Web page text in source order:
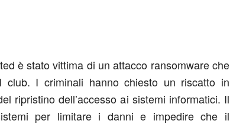
è stato vittima di un attacco ransomware che
club. I criminali hanno chiesto un riscatto in
ripristino dell’accesso ai sistemi informatici. Il
per limitare i danni e impedire che il